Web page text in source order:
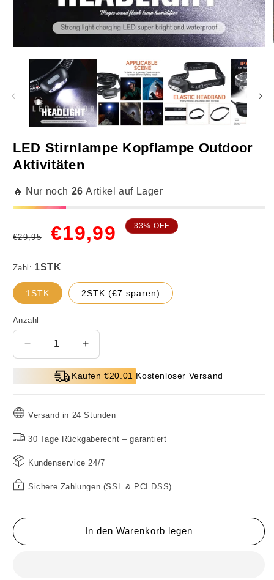
Modal
öffnen
LED Stirnlampe Kopflampe Outdoor
Aktivitäten
🔥 Nur noch 26Artikel auf Lager
Normaler
Preis
€29,95
Verkaufspreis
€19,99 33% OFF
Zahl:
1STK 2STK (€7 sparen)
Anzahl
Verringere
die
Menge
für
Stirnlampe
Outdoor
Erhöhe
die
Menge
für
Stirnlampe
Outdoor
Kaufen €20.01 Kostenloser Versand
Versand in 24 Stunden
30 Tage Rückgaberecht – garantiert
Kundenservice 24/7
Sichere Zahlungen (SSL & PCI DSS)
In den Warenkorb legen